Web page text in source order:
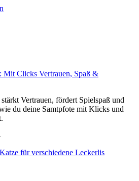
Clicks Vertrauen, Spaß &
Vertrauen, fördert Spielspaß und
du deine Samtpfote mit Klicks und